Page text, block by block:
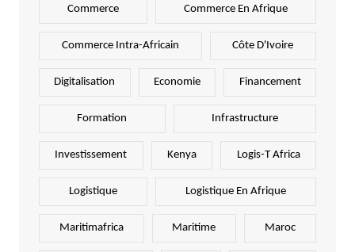
Commerce Commerce En Afrique
Commerce Intra-Africain Côte D'Ivoire
Digitalisation Economie Financement
Formation Infrastructure
Investissement Kenya Logis-T Africa
Logistique Logistique En Afrique
Maritimafrica Maritime Maroc